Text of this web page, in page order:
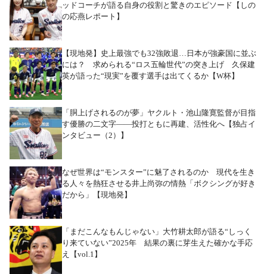
ッドコーチが語る自身の役割と驚きのエピソード【しの
の応燕レポート】
【現地発】史上最強でも32強敗退…日本が強豪国に並ぶ
には？ 求められる“ロス五輪世代”の突き上げ 久保建
英が語った“現実”を覆す選手は出てくるか【W杯】
「胴上げされるのが夢」ヤクルト・池山隆寛監督が目指
す優勝の二文字――投打ともに再建、活性化へ【独占イ
ンタビュー（2）】
なぜ世界は“モンスター”に魅了されるのか 現代を生き
る人々を熱狂させる井上尚弥の情熱「ボクシングが好き
だから」【現地発】
「まだこんなもんじゃない」大竹耕太郎が語る“しっく
り来ていない”2025年 結果の裏に芽生えた確かな手応
え【vol.1】